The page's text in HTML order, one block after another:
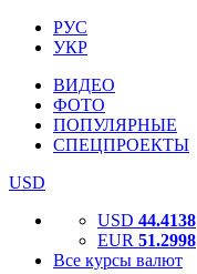
РУС
УКР
ВИДЕО
ФОТО
ПОПУЛЯРНЫЕ
СПЕЦПРОЕКТЫ
USD
USD 44.4138
EUR 51.2998
Все курсы валют